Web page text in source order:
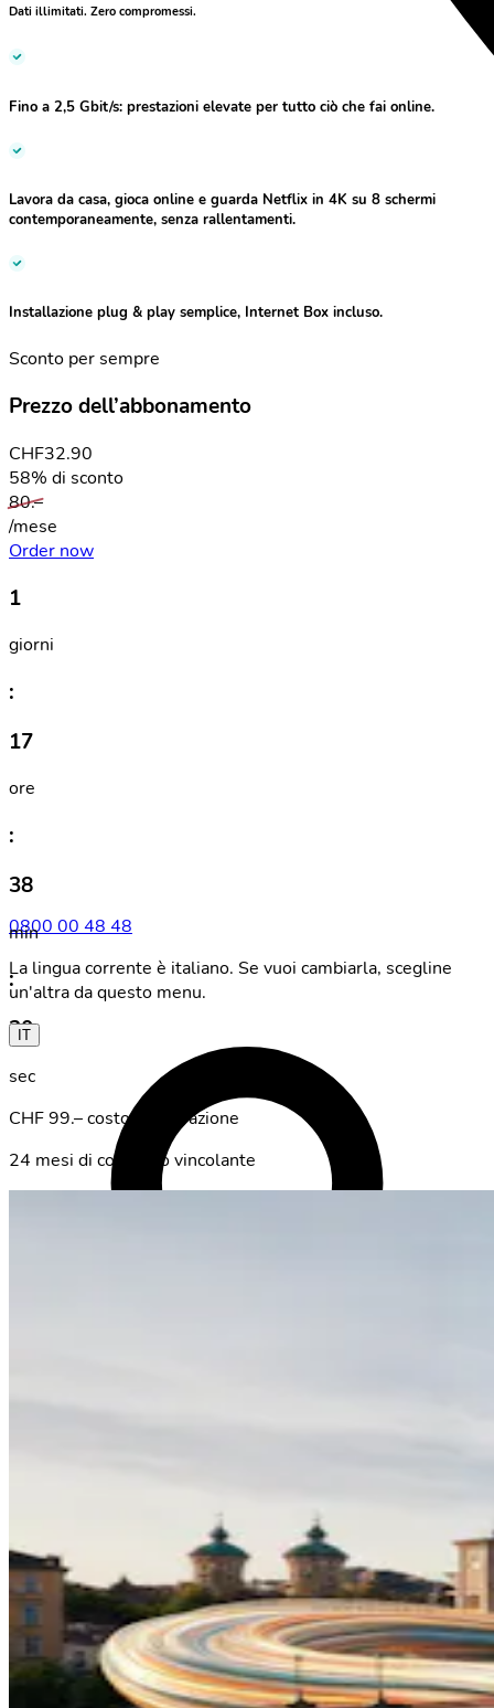
0800 00 48 48
La lingua corrente è italiano. Se vuoi cambiarla, scegline
un'altra da questo menu.
IT
Login
Dati illimitati. Zero compromessi.
Fino a 2,5 Gbit/s: prestazioni elevate per tutto ciò che fai online.
Lavora da casa, gioca online e guarda Netflix in 4K su 8 schermi
contemporaneamente, senza rallentamenti.
Installazione plug & play semplice, Internet Box incluso.
Sconto per sempre
Prezzo dell’abbonamento
CHF32.90
58% di sconto
80.–
/mese
Order now
1
giorni
:
17
ore
:
38
min
:
20
sec
CHF 99.– costo di attivazione
24 mesi di contratto vincolante